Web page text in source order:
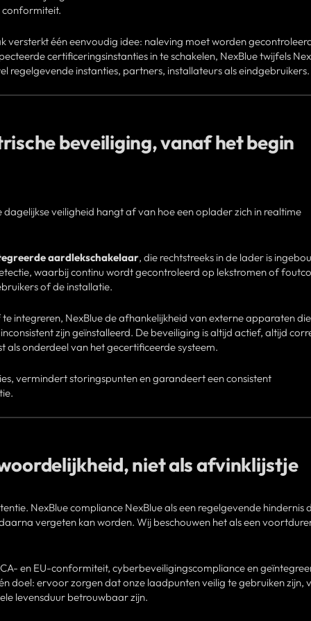
conformiteit.
versterkt één eenvoudig idee: naleving moet worden
certificeringsinstanties in te schakelen, NexBlue twijfels
regelgevende instanties, partners, installateurs als eindgebruikers.
beveiliging, vanaf het begin
veiligheid hangt af van hoe een oplader zich in realtime
aardlekschakelaar, die rechtstreeks in de lader is
waarbij continu wordt gecontroleerd op lekstromen of
of de installatie.
integreren, NexBlue de afhankelijkheid van externe apparaten die
zijn geïnstalleerd. De beveiliging is altijd actief, altijd
onderdeel van het gecertificeerde systeem.
vermindert storingspunten en garandeert een consistent
niet als afvinklijstje
NexBlue compliance NexBlue als een regelgevende hindernis
vergeten kan worden. Wij beschouwen het als een
en EU-conformiteit, cyberbeveiligingscompliance en
doel: ervoor zorgen dat onze laadpunten veilig te gebruiken zijn,
levensduur betrouwbaar zijn.